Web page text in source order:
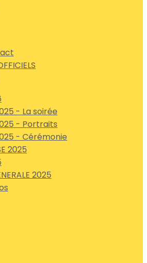
- La soirée
- Portraits
- Cérémonie
2025
2025